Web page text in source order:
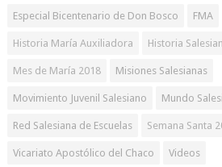
Especial Bicentenario de Don Bosco FMA
Historia María Auxiliadora Historia
Mes de María 2018 Misiones Salesianas
Movimiento Juvenil Salesiano Mundo
Red Salesiana de Escuelas Semana Santa
Vicariato Apostólico del Chaco Videos